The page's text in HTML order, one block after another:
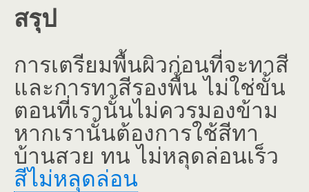
สรุป
การเตรียมพื้นผิวก่อนที่จะทาสี
และการทาสีรองพื้น ไม่ใช่ขั้น
ตอนที่เรานั้นไม่ควรมองข้าม
หากเรานั้นต้องการใช้สีทา
บ้านสวย ทน ไม่หลุดล่อนเร็ว
สีไม่หลุดล่อน